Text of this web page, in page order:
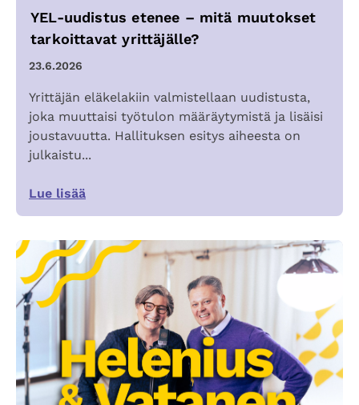
YEL-uudistus etenee – mitä muutokset
tarkoittavat yrittäjälle?
23.6.2026
Yrittäjän eläkelakiin valmistellaan uudistusta,
joka muuttaisi työtulon määräytymistä ja lisäisi
joustavuutta. Hallituksen esitys aiheesta on
julkaistu...
Lue lisää